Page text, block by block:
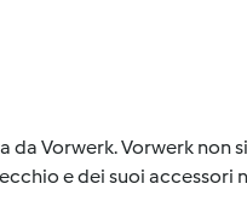
Vorwerk. Vorwerk non
e dei suoi accessori